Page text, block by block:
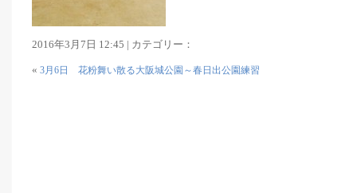
2016年3月7日 12:45 | カテゴリー：
« 3月6日 花粉舞い散る大阪城公園～春日出公園練習